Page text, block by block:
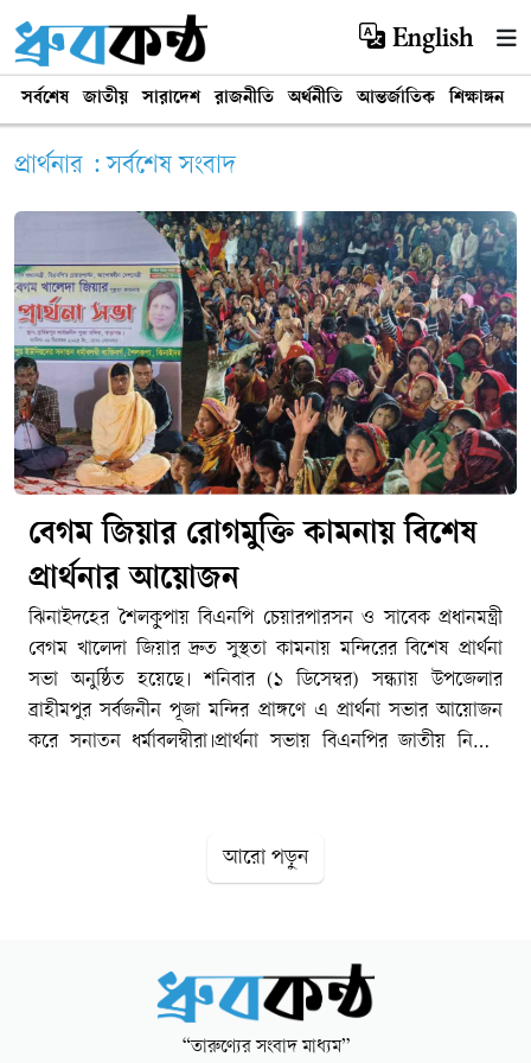
English
সর্বশেষ জাতীয় সারাদেশ রাজনীতি অর্থনীতি আন্তর্জাতিক শিক্ষাঙ্গন
প্রার্থনার : সর্বশেষ সংবাদ
বেগম জিয়ার রোগমুক্তি কামনায় বিশেষ
প্রার্থনার আয়োজন
ঝিনাইদহের শৈলকুপায় বিএনপি চেয়ারপারসন ও সাবেক প্রধানমন্ত্রী
বেগম খালেদা জিয়ার দ্রুত সুস্থতা কামনায় মন্দিরের বিশেষ প্রার্থনা
সভা অনুষ্ঠিত হয়েছে। শনিবার (১ ডিসেম্বর) সন্ধ্যায় উপজেলার
ব্রাহীমপুর সর্বজনীন পূজা মন্দির প্রাঙ্গণে এ প্রার্থনা সভার আয়োজন
করে সনাতন ধর্মাবলম্বীরা।প্রার্থনা সভায় বিএনপির জাতীয় নির্বাহী
নিয়োজিত সব মানুষের সুস্থতা কামনা আমাদের ধর্মীয় ও মানবিক
আরো পড়ুন
“তারুণ্যের সংবাদ মাধ্যম”